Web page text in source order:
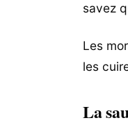
savez
Les
les
La